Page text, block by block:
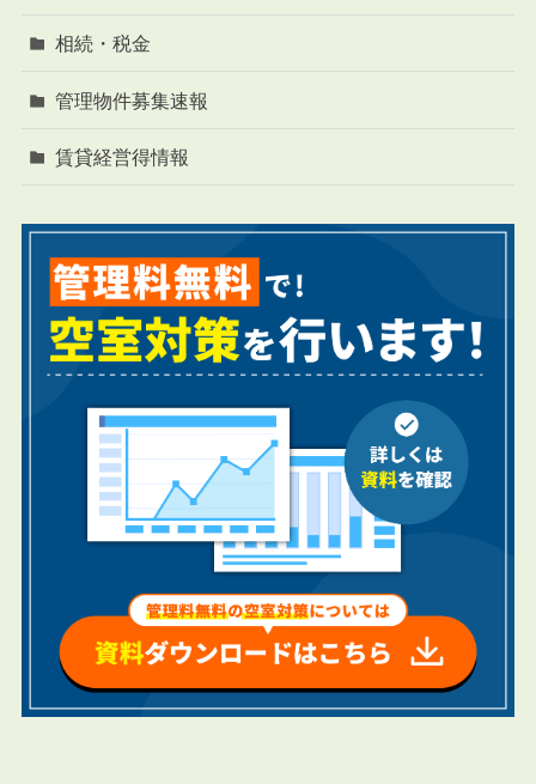
相続・税金
管理物件募集速報
賃貸経営得情報